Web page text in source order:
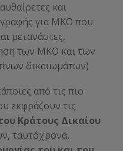
και
για ΜΚΟ που
μετανάστες,
των ΜΚΟ και των
δικαιωμάτων)
από τις πιο
εκφράζουν τις
Κράτους Δικαίου
ταυτόχρονα,